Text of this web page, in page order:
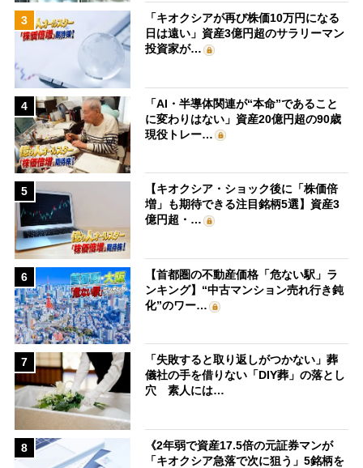
3
「キオクシアが再び株価10万円になる
日は遠い」資産3億円超のサラリーマン
投資家が…
4
「AI・半導体関連が“本命”であること
に変わりはない」資産20億円超の90歳
現役トレー…
5
【キオクシア・ショック後に「株価倍
増」も期待できる注目銘柄5選】資産3
億円超・…
6
【首都圏の不動産価格「危ない駅」ラ
ンキング】“中古マンション売れ行き鈍
化”のワー…
7
「失敗すると取り返しがつかない」葬
儀社の手を借りない「DIY葬」の落とし
穴 素人には…
8
《2年弱で資産17.5倍の元証券マンが
「キオクシア急落で次に狙う」5銘柄を